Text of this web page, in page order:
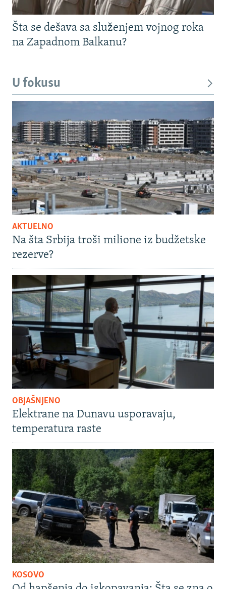
Šta se dešava sa služenjem vojnog roka
na Zapadnom Balkanu?
U fokusu
AKTUELNO
Na šta Srbija troši milione iz budžetske
rezerve?
OBJAŠNJENO
Elektrane na Dunavu usporavaju,
temperatura raste
KOSOVO